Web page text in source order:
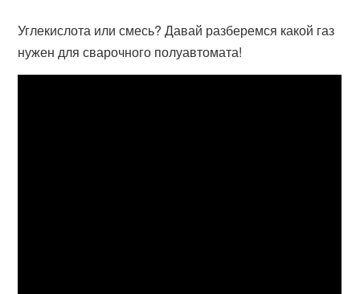
Углекислота или смесь? Давай разберемся какой газ
нужен для сварочного полуавтомата!